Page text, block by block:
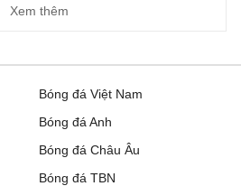
Xem thêm
Bóng đá Việt Nam
Bóng đá Anh
Bóng đá Châu Âu
Bóng đá TBN